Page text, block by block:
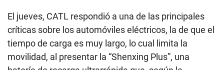
El jueves, CATL respondió a una de las principales
críticas sobre los automóviles eléctricos, la de que el
tiempo de carga es muy largo, lo cual limita la
movilidad, al presentar la “Shenxing Plus”, una